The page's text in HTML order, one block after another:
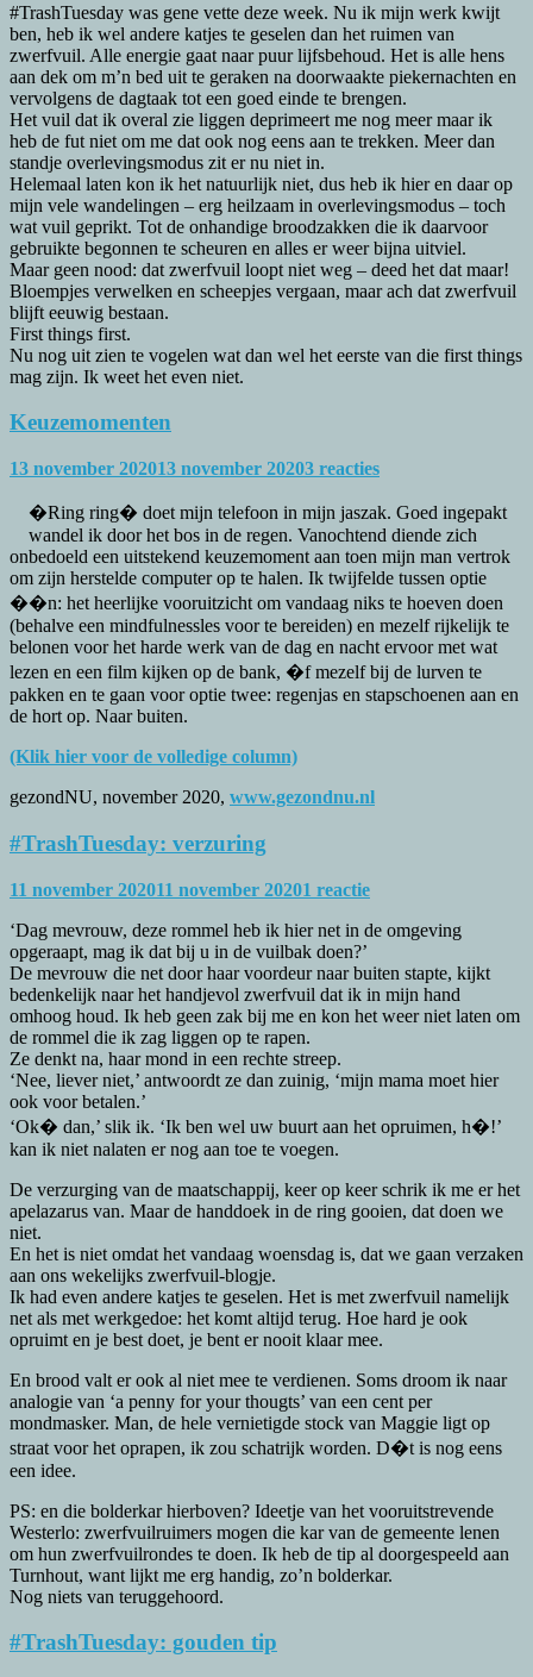
#TrashTuesday was gene vette deze week. Nu ik mijn werk kwijt
ben, heb ik wel andere katjes te geselen dan het ruimen van
zwerfvuil. Alle energie gaat naar puur lijfsbehoud. Het is alle hens
aan dek om m’n bed uit te geraken na doorwaakte piekernachten en
vervolgens de dagtaak tot een goed einde te brengen.
Het vuil dat ik overal zie liggen deprimeert me nog meer maar ik
heb de fut niet om me dat ook nog eens aan te trekken. Meer dan
standje overlevingsmodus zit er nu niet in.
Helemaal laten kon ik het natuurlijk niet, dus heb ik hier en daar op
mijn vele wandelingen – erg heilzaam in overlevingsmodus – toch
wat vuil geprikt. Tot de onhandige broodzakken die ik daarvoor
gebruikte begonnen te scheuren en alles er weer bijna uitviel.
Maar geen nood: dat zwerfvuil loopt niet weg – deed het dat maar!
Bloempjes verwelken en scheepjes vergaan, maar ach dat zwerfvuil
blijft eeuwig bestaan.
First things first.
Nu nog uit zien te vogelen wat dan wel het eerste van die first things
mag zijn. Ik weet het even niet.
Keuzemomenten
13 november 202013 november 20203 reacties
�Ring ring� doet mijn telefoon in mijn jaszak. Goed ingepakt
wandel ik door het bos in de regen. Vanochtend diende zich
onbedoeld een uitstekend keuzemoment aan toen mijn man vertrok
om zijn herstelde computer op te halen. Ik twijfelde tussen optie
��n: het heerlijke vooruitzicht om vandaag niks te hoeven doen
(behalve een mindfulnessles voor te bereiden) en mezelf rijkelijk te
belonen voor het harde werk van de dag en nacht ervoor met wat
lezen en een film kijken op de bank, �f mezelf bij de lurven te
pakken en te gaan voor optie twee: regenjas en stapschoenen aan en
de hort op. Naar buiten.
(Klik hier voor de volledige column)
gezondNU, november 2020, www.gezondnu.nl
#TrashTuesday: verzuring
11 november 202011 november 20201 reactie
‘Dag mevrouw, deze rommel heb ik hier net in de omgeving
opgeraapt, mag ik dat bij u in de vuilbak doen?’
De mevrouw die net door haar voordeur naar buiten stapte, kijkt
bedenkelijk naar het handjevol zwerfvuil dat ik in mijn hand
omhoog houd. Ik heb geen zak bij me en kon het weer niet laten om
de rommel die ik zag liggen op te rapen.
Ze denkt na, haar mond in een rechte streep.
‘Nee, liever niet,’ antwoordt ze dan zuinig, ‘mijn mama moet hier
ook voor betalen.’
‘Ok� dan,’ slik ik. ‘Ik ben wel uw buurt aan het opruimen, h�!’
kan ik niet nalaten er nog aan toe te voegen.
De verzurging van de maatschappij, keer op keer schrik ik me er het
apelazarus van. Maar de handdoek in de ring gooien, dat doen we
niet.
En het is niet omdat het vandaag woensdag is, dat we gaan verzaken
aan ons wekelijks zwerfvuil-blogje.
Ik had even andere katjes te geselen. Het is met zwerfvuil namelijk
net als met werkgedoe: het komt altijd terug. Hoe hard je ook
opruimt en je best doet, je bent er nooit klaar mee.
En brood valt er ook al niet mee te verdienen. Soms droom ik naar
analogie van ‘a penny for your thougts’ van een cent per
mondmasker. Man, de hele vernietigde stock van Maggie ligt op
straat voor het oprapen, ik zou schatrijk worden. D�t is nog eens
een idee.
PS: en die bolderkar hierboven? Ideetje van het vooruitstrevende
Westerlo: zwerfvuilruimers mogen die kar van de gemeente lenen
om hun zwerfvuilrondes te doen. Ik heb de tip al doorgespeeld aan
Turnhout, want lijkt me erg handig, zo’n bolderkar.
Nog niets van teruggehoord.
#TrashTuesday: gouden tip